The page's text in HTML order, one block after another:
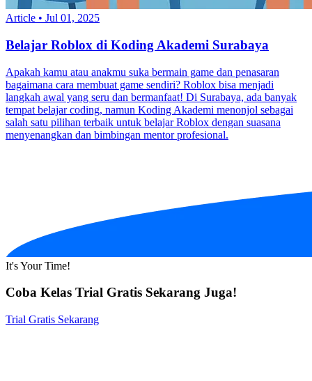
Article • Jul 01, 2025
Belajar Roblox di Koding Akademi Surabaya
Apakah kamu atau anakmu suka bermain game dan penasaran
bagaimana cara membuat game sendiri? Roblox bisa menjadi
langkah awal yang seru dan bermanfaat! Di Surabaya, ada banyak
tempat belajar coding, namun Koding Akademi menonjol sebagai
salah satu pilihan terbaik untuk belajar Roblox dengan suasana
menyenangkan dan bimbingan mentor profesional.
It's Your Time!
Coba Kelas Trial Gratis Sekarang Juga!
Trial Gratis Sekarang